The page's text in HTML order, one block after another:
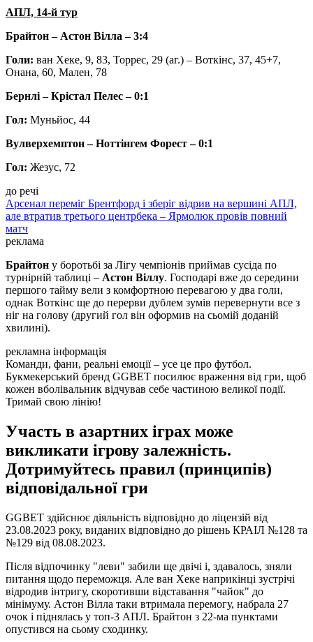
АПЛ, 14-й тур
Брайтон – Астон Вілла – 3:4
Голи: ван Хеке, 9, 83, Торрес, 29 (аг.) – Воткінс, 37, 45+7,
Онана, 60, Мален, 78
Бернлі – Крістал Пелес – 0:1
Гол: Муньйос, 44
Вулверхемптон – Ноттінгем Форест – 0:1
Гол: Жезус, 72
до речі
Арсенал переміг Брентфорд і зберіг відрив на вершині АПЛ,
але втратив третього центрбека – Ярмолюк провів повний
матч
реклама
Брайтон у боротьбі за Лігу чемпіонів приймав сусіда по
турнірній таблиці – Астон Віллу. Господарі вже до середини
першого тайму вели з комфортною перевагою у два голи,
однак Воткінс ще до перерви дублем зумів перевернути все з
ніг на голову (другий гол він оформив на сьомій доданій
хвилині).
рекламна інформація
Команди, фани, реальні емоції – усе це про футбол.
Букмекерський бренд GGBET посилює враження від гри, щоб
кожен вболівальник відчував себе частиною великої події.
Тримай свою лінію!
Участь в азартних іграх може
викликати ігрову залежність.
Дотримуйтесь правил (принципів)
відповідальної гри
GGBET здійснює діяльність відповідно до ліцензій від
23.08.2023 року, виданих відповідно до рішень КРАІЛ №128 та
№129 від 08.08.2023.
Після відпочинку "леви" забили ще двічі і, здавалось, зняли
питання щодо переможця. Але ван Хеке наприкінці зустрічі
відродив інтригу, скоротивши відставання "чайок" до
мінімуму. Астон Вілла таки втримала перемогу, набрала 27
очок і піднялась у топ-3 АПЛ. Брайтон з 22-ма пунктами
опустився на сьому сходинку.